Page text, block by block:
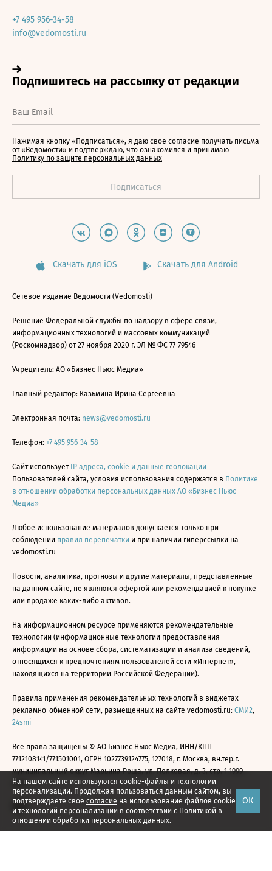
На нашем сайте используются cookie-файлы и технологии
персонализации. Продолжая пользоваться данным сайтом, вы
подтверждаете свое согласие на использование файлов cookie
и технологий персонализации в соответствии с Политикой в
отношении обработки персональных данных.
ОК
+7 495 956-34-58
info@vedomosti.ru
Нажимая кнопку «Подписаться», я даю свое согласие получать письма
от «Ведомости» и подтверждаю, что ознакомился и принимаю
Политику по защите персональных данных
Скачать для iOS Скачать для Android
Сетевое издание Ведомости (Vedomosti)
Решение Федеральной службы по надзору в сфере связи,
информационных технологий и массовых коммуникаций
(Роскомнадзор) от 27 ноября 2020 г. ЭЛ № ФС 77-79546
Учредитель: АО «Бизнес Ньюс Медиа»
Главный редактор: Казьмина Ирина Сергеевна
Электронная почта: news@vedomosti.ru
Телефон: +7 495 956-34-58
Сайт использует IP адреса, cookie и данные геолокации
Пользователей сайта, условия использования содержатся в Политике
в отношении обработки персональных данных АО «Бизнес Ньюс
Медиа»
Любое использование материалов допускается только при
соблюдении правил перепечатки и при наличии гиперссылки на
vedomosti.ru
Новости, аналитика, прогнозы и другие материалы, представленные
на данном сайте, не являются офертой или рекомендацией к покупке
или продаже каких-либо активов.
На информационном ресурсе применяются рекомендательные
технологии (информационные технологии предоставления
информации на основе сбора, систематизации и анализа сведений,
относящихся к предпочтениям пользователей сети «Интернет»,
находящихся на территории Российской Федерации).
Правила применения рекомендательных технологий в виджетах
рекламно-обменной сети, размещенных на сайте vedomosti.ru: СМИ2,
24smi
Все права защищены © АО Бизнес Ньюс Медиа, ИНН/КПП
7712108141/771501001, ОГРН 1027739124775, 127018, г. Москва, вн.тер.г.
муниципальный округ Марьина Роща, ул. Полковая, д. 3, стр. 1 1999—
2026